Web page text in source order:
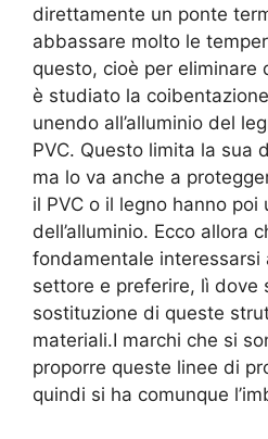
direttamente un ponte
abbassare molto le
questo, cioè per eliminare
è studiato la
unendo all’alluminio del
PVC. Questo limita la sua
ma lo va anche a
il PVC o il legno hanno
dell’alluminio. Ecco allora
fondamentale interessarsi
settore e preferire, lì dove
sostituzione di queste
materiali.I marchi che si
proporre queste linee di
quindi si ha comunque